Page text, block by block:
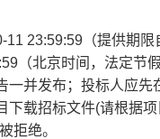
11 23:59:59 （提供期
（北京时间，法定节
一并发布；投标人应
下载招标文件(请根据
拒绝。